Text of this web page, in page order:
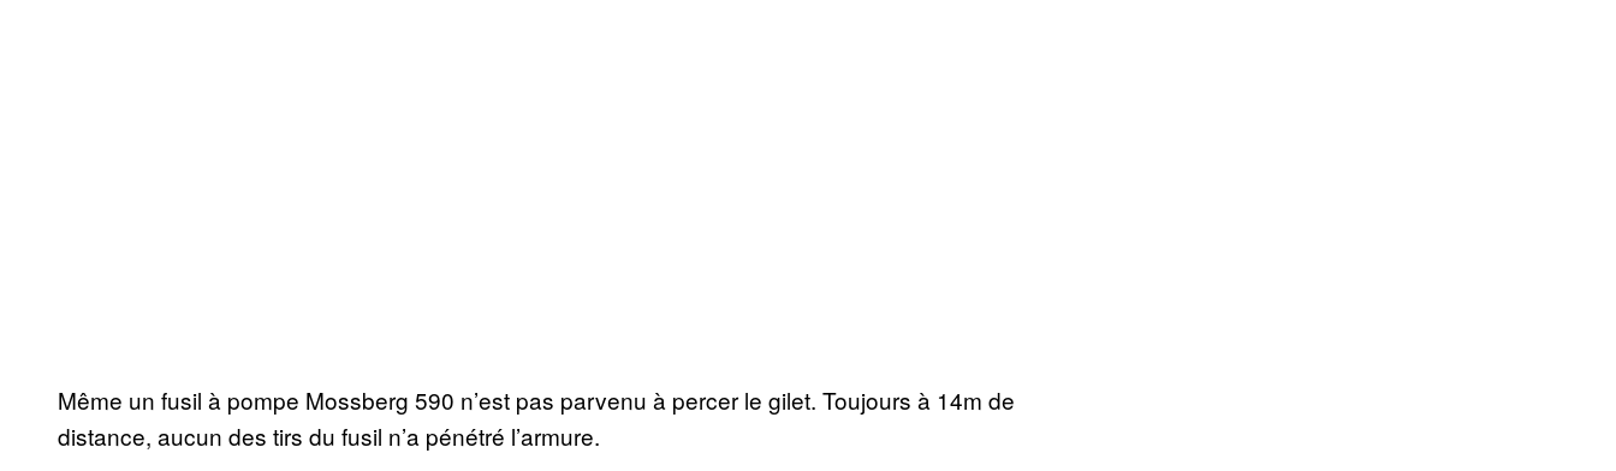
Même un fusil à pompe Mossberg 590 n’est pas parvenu à percer le gilet. Toujours à 14m de
distance, aucun des tirs du fusil n’a pénétré l’armure.